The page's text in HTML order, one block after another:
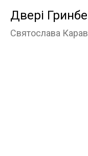
Двері
Святослава